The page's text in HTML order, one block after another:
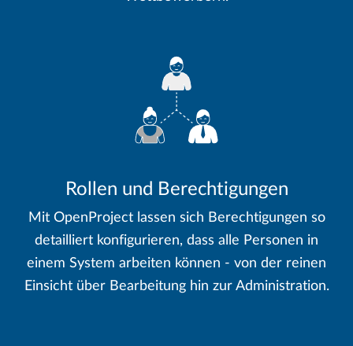
Rollen und Berechtigungen
Mit OpenProject lassen sich Berechtigungen so
detailliert konfigurieren, dass alle Personen in
einem System arbeiten können - von der reinen
Einsicht über Bearbeitung hin zur Administration.